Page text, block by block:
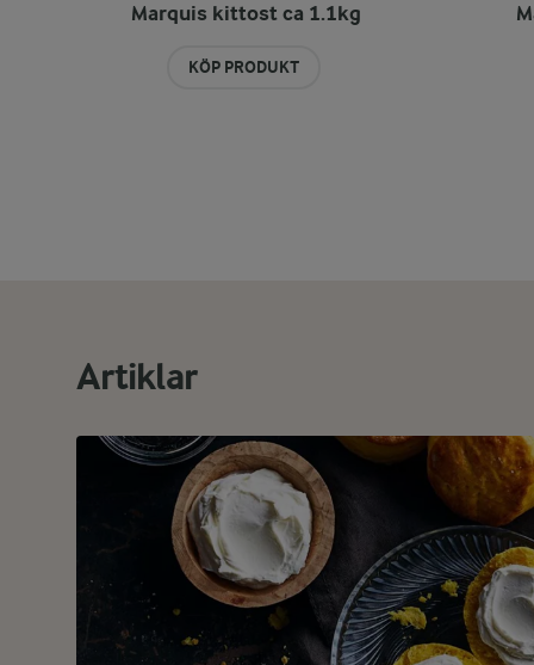
Marquis kittost ca 1.1kg
KÖP PRODUKT
Artiklar